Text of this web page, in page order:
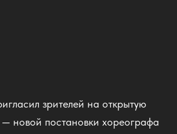
зрителей на открытую
новой постановки хореографа